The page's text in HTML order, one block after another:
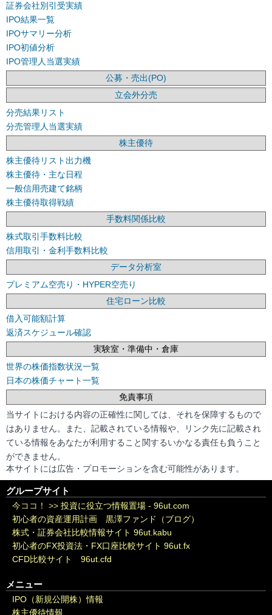
証券会社別引受実績
IPO結果一覧
IPOサマリー分析
IPO初値分析
IPO管理人当選実績
公募・売出(PO)
立会外分売
分売結果リスト
分売管理人当選実績
株主優待
株主優待リスト出力機
株主優待・主な日程
一般信用売建て銘柄
株主優待取得戦績
手数料関係比較
株式取引手数料比較
信用取引・金利手数料比較
データ分析室
プレミアム空売り・HYPER空売り
住宅ローン比較
借入可能額計算
返済スケジュール確認
実験室・準備中・倉庫
世界の株価指数状況一覧
日本の株価チャート一覧
免責事項
当サイトにおける内容の正確性に関しては、それを保障するもので
はありません。また、記載されている情報や、リンク先に記載され
ている情報をあなたが利用すること関するいかなる責任も負うこと
ができません。
本サイトには広告・プロモーションを含む可能性があります。
グループサイト
今ココ！ >> 投資に役立つ情報置場 - 96ut.com
初心者の資産運用計画 黒澤ファンド（ブログ）
株式・証券会社比較情報サイト 96ut.kabu
初心者のFX投資法・FX口座比較サイト 96ut.fx
CFD比較サイト 96ut.cfd
メニュー
IPO（新規公開株）情報
株主優待情報